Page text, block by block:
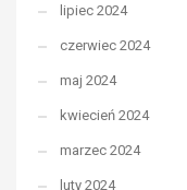
lipiec 2024
czerwiec 2024
maj 2024
kwiecień 2024
marzec 2024
luty 2024